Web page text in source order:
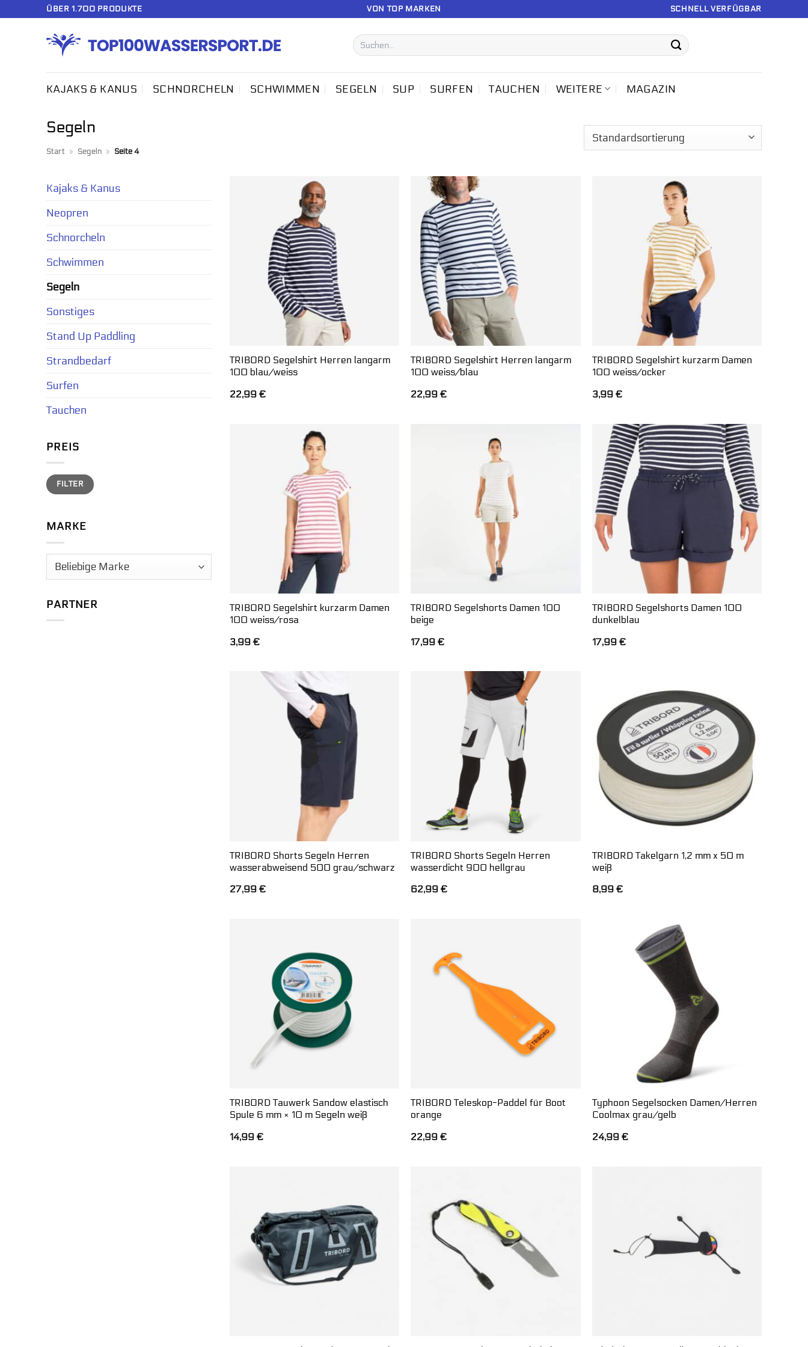
ÜBER 1.700 PRODUKTE VON TOP MARKEN SCHNELL VERFÜGBAR
Suchen
nach:
KAJAKS & KANUS SCHNORCHELN SCHWIMMEN SEGELN SUP SURFEN TAUCHEN WEITERE MAGAZIN
Segeln
Start » Segeln » Seite 4
Kajaks & Kanus
Neopren
Schnorcheln
Schwimmen
Segeln
Sonstiges
Stand Up Paddling
Strandbedarf
Surfen
Tauchen
PREIS
Min.
Preis
Max.
PreisFILTER
MARKE
PARTNER
TRIBORD Segelshirt Herren langarm
100 blau/weiss
22,99 €
TRIBORD Segelshirt Herren langarm
100 weiss/blau
22,99€
TRIBORD Segelshirt kurzarm Damen
100 weiss/ocker
3,99€
TRIBORD Segelshirt kurzarm Damen
100 weiss/rosa
3,99 €
TRIBORD Segelshorts Damen 100
beige
17,99€
TRIBORD Segelshorts Damen 100
dunkelblau
17,99€
TRIBORD Shorts Segeln Herren
wasserabweisend 500 grau/schwarz
27,99 €
TRIBORD Shorts Segeln Herren
wasserdicht 900 hellgrau
62,99€
TRIBORD Takelgarn 1,2 mm x 50 m
weiß
8,99€
TRIBORD Tauwerk Sandow elastisch
Spule 6 mm × 10 m Segeln weiß
14,99 €
TRIBORD Teleskop-Paddel für Boot
orange
22,99€
Typhoon Segelsocken Damen/Herren
Coolmax grau/gelb
24,99€